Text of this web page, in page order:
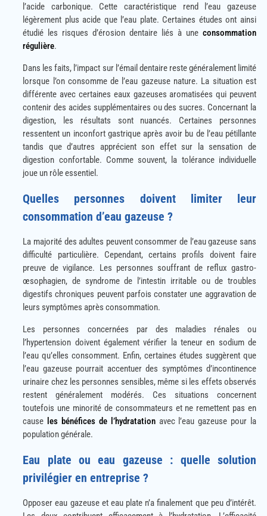
l’acide carbonique. Cette caractéristique rend l’eau gazeuse
légèrement plus acide que l’eau plate. Certaines études ont ainsi
étudié les risques d’érosion dentaire liés à une consommation
régulière.
Dans les faits, l’impact sur l’émail dentaire reste généralement limité
lorsque l’on consomme de l’eau gazeuse nature. La situation est
différente avec certaines eaux gazeuses aromatisées qui peuvent
contenir des acides supplémentaires ou des sucres. Concernant la
digestion, les résultats sont nuancés. Certaines personnes
ressentent un inconfort gastrique après avoir bu de l’eau pétillante
tandis que d’autres apprécient son effet sur la sensation de
digestion confortable. Comme souvent, la tolérance individuelle
joue un rôle essentiel.
Quelles personnes doivent limiter leur
consommation d’eau gazeuse ?
La majorité des adultes peuvent consommer de l’eau gazeuse sans
difficulté particulière. Cependant, certains profils doivent faire
preuve de vigilance. Les personnes souffrant de reflux gastro-
œsophagien, de syndrome de l’intestin irritable ou de troubles
digestifs chroniques peuvent parfois constater une aggravation de
leurs symptômes après consommation.
Les personnes concernées par des maladies rénales ou
l’hypertension doivent également vérifier la teneur en sodium de
l’eau qu’elles consomment. Enfin, certaines études suggèrent que
l’eau gazeuse pourrait accentuer des symptômes d’incontinence
urinaire chez les personnes sensibles, même si les effets observés
restent généralement modérés. Ces situations concernent
toutefois une minorité de consommateurs et ne remettent pas en
cause les bénéfices de l’hydratationavec l’eau gazeuse pour la
population générale.
Eau plate ou eau gazeuse : quelle solution
privilégier en entreprise ?
Opposer eau gazeuse et eau plate n’a finalement que peu d’intérêt.